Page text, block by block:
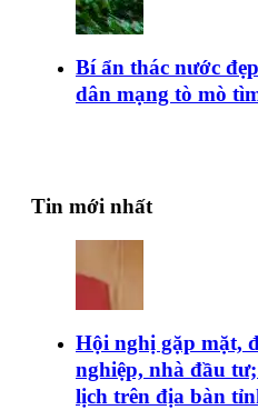
Bí ẩn thác nước
dân mạng tò mò
Tin mới nhất
Hội nghị gặp mặt,
nghiệp, nhà đầu
lịch trên địa bàn